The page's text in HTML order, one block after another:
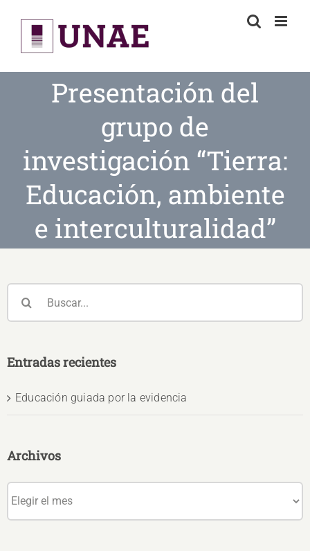
content
Presentación del
grupo de
investigación “Tierra:
Educación, ambiente
e interculturalidad”
Entradas recientes
Educación guiada por la evidencia
Archivos